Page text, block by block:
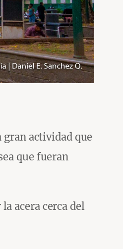
gran actividad que
que fueran
acera cerca del